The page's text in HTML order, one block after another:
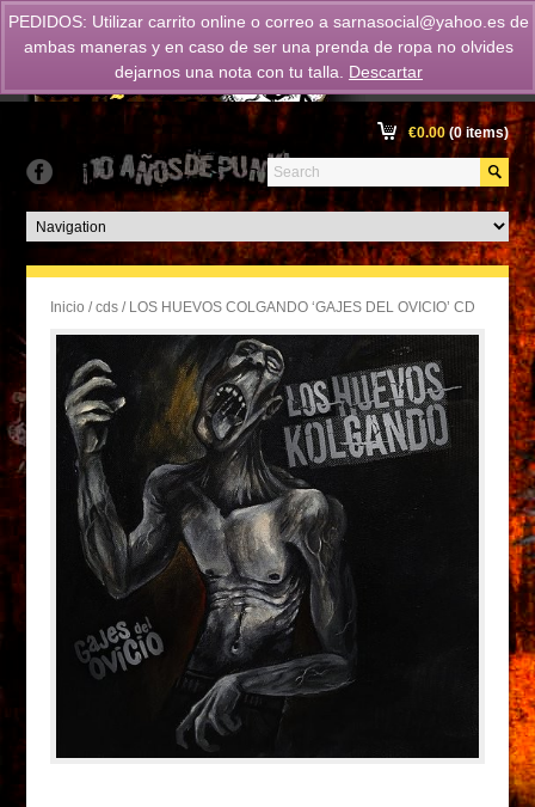
€0.00(0 items)
Inicio /cds / LOS HUEVOS COLGANDO ‘GAJES DEL OVICIO’ CD
PEDIDOS: Utilizar carrito online o correo a sarnasocial@yahoo.es de
ambas maneras y en caso de ser una prenda de ropa no olvides
dejarnos una nota con tu talla.
Descartar